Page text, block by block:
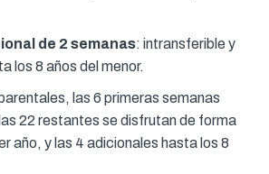
de 2 semanas: intransferible y
los 8 años del menor.
las 6 primeras semanas
22 restantes se disfrutan de forma
año, y las 4 adicionales hasta los 8